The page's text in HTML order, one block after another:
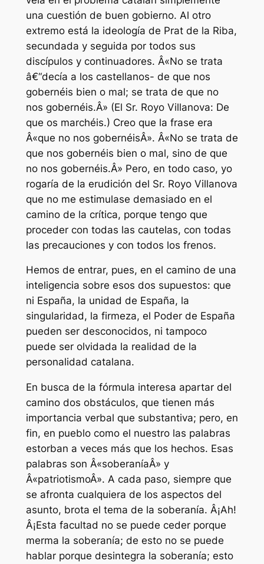
una cuestión de buen gobierno. Al otro
extremo está la ideología de Prat de la Riba,
secundada y seguida por todos sus
discípulos y continuadores. Â«No se trata
â€“decía a los castellanos- de que nos
gobernéis bien o mal; se trata de que no
nos gobernéis.Â» (El Sr. Royo Villanova: De
que os marchéis.) Creo que la frase era
Â«que no nos gobernéisÂ». Â«No se trata de
que nos gobernéis bien o mal, sino de que
no nos gobernéis.Â» Pero, en todo caso, yo
rogaría de la erudición del Sr. Royo Villanova
que no me estimulase demasiado en el
camino de la crítica, porque tengo que
proceder con todas las cautelas, con todas
las precauciones y con todos los frenos.
Hemos de entrar, pues, en el camino de una
inteligencia sobre esos dos supuestos: que
ni España, la unidad de España, la
singularidad, la firmeza, el Poder de España
pueden ser desconocidos, ni tampoco
puede ser olvidada la realidad de la
personalidad catalana.
En busca de la fórmula interesa apartar del
camino dos obstáculos, que tienen más
importancia verbal que substantiva; pero, en
fin, en pueblo como el nuestro las palabras
estorban a veces más que los hechos. Esas
palabras son Â«soberaníaÂ» y
Â«patriotismoÂ». A cada paso, siempre que
se afronta cualquiera de los aspectos del
asunto, brota el tema de la soberanía. Â¡Ah!
Â¡Esta facultad no se puede ceder porque
merma la soberanía; de esto no se puede
hablar porque desintegra la soberanía; esto